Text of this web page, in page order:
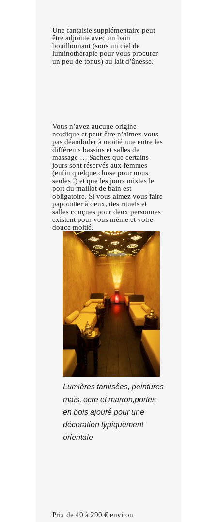
Une fantaisie supplémentaire peut
être adjointe avec un bain
bouillonnant (sous un ciel de
luminothérapie pour vous procurer
un peu de tonus) au lait d’ânesse.
Vous n’avez aucune origine
nordique et peut-être n’aimez-vous
pas déambuler à moitié nue entre les
différents bassins et salles de
massage … Sachez que certains
jours sont réservés aux femmes
(enfin quelque chose pour nous
seules !) et que les jours mixtes le
port du maillot de bain est
obligatoire. Si vous aimez vous faire
papouiller à deux, des rituels et
salles conçues pour deux personnes
existent pour vous même et votre
douce moitié.
Lumières tamisées, peintures
maïs, ocre et marron,portes
en bois ajouré pour une
décoration typiquement
orientale
Prix de 40 à 290 € environ